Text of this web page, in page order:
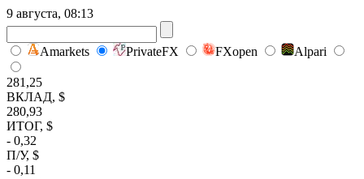
9 августа, 08:13
Amarkets PrivateFX FXopen Alpari
281,25
ВКЛАД, $
280,93
ИТОГ, $
- 0,32
П/У, $
- 0,11